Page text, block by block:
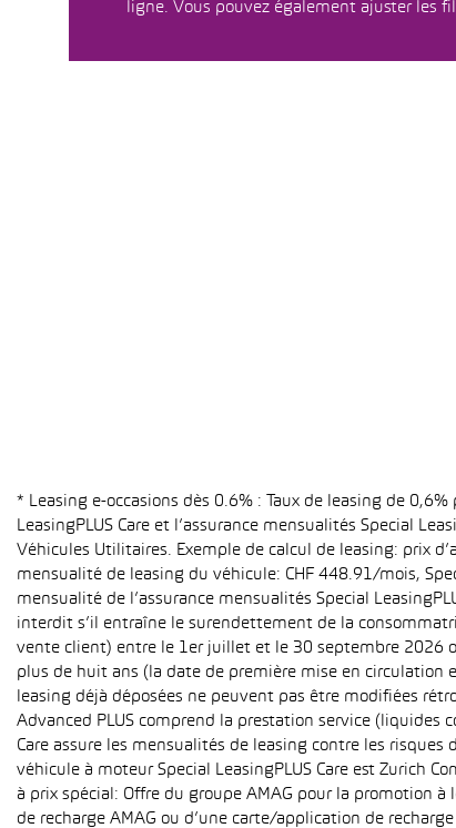
ligne. Vous pouvez également ajuster les
* Leasing e-occasions dès 0.6% : Taux de leasing de
LeasingPLUS Care et l’assurance mensualités Special
Véhicules Utilitaires. Exemple de calcul de leasing: prix
mensualité de leasing du véhicule: CHF 448.91/mois,
mensualité de l’assurance mensualités Special
interdit s’il entraîne le surendettement de la
vente client) entre le 1er juillet et le 30 septembre 2026
plus de huit ans (la date de première mise en circulation
leasing déjà déposées ne peuvent pas être modifiées
Advanced PLUS comprend la prestation service (liquides
Care assure les mensualités de leasing contre les
véhicule à moteur Special LeasingPLUS Care est Zurich
à prix spécial: Offre du groupe AMAG pour la promotion
de recharge AMAG ou d’une carte/application de